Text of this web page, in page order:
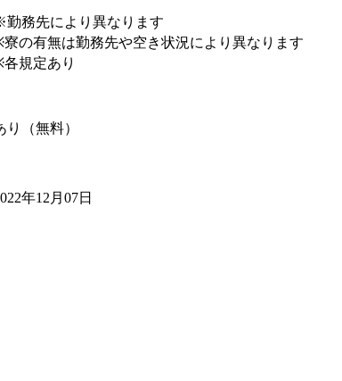
勤務先により異なります
の有無は勤務先や空き状況により異なります
規定あり
り（無料）
年12月07日